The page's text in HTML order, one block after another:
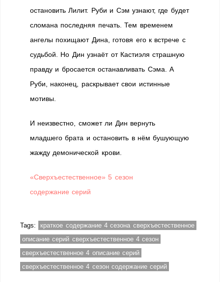
остановить Лилит. Руби и Сэм узнают, где будет
сломана последняя печать. Тем временем
ангелы похищают Дина, готовя его к встрече с
судьбой. Но Дин узнаёт от Кастиэля страшную
правду и бросается останавливать Сэма. А
Руби, наконец, раскрывает свои истинные
мотивы.
И неизвестно, сможет ли Дин вернуть
младшего брата и остановить в нём бушующую
жажду демонической крови.
«Сверхъестественное» 5 сезон
содержание серий
Tags:
краткое содержание 4 сезона сверхъестественное
описание серий сверхъестественное 4 сезон
сверхъестественное 4 описание серий
сверхъестественное 4 сезон содержание серий